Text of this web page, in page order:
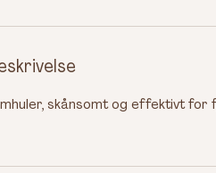
skånsomt og effektivt